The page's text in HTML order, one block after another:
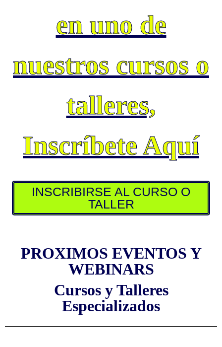
en uno de
nuestros cursos o
talleres,
Inscríbete Aquí
INSCRIBIRSE AL CURSO O
TALLER
PROXIMOS EVENTOS Y
WEBINARS
Cursos y Talleres
Especializados